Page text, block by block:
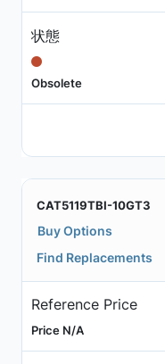
状態
Obsolete
CAT5119TBI-10GT3
Buy Options
Find Replacements
Reference Price
Price N/A